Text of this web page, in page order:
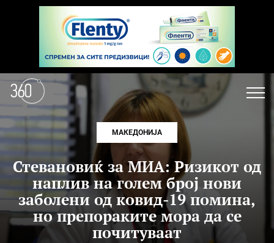
МАКЕДОНИЈА
Стевановиќ за МИА: Ризикот од
наплив на голем број нови
заболени од ковид-19 помина,
но препораките мора да се
почитуваат